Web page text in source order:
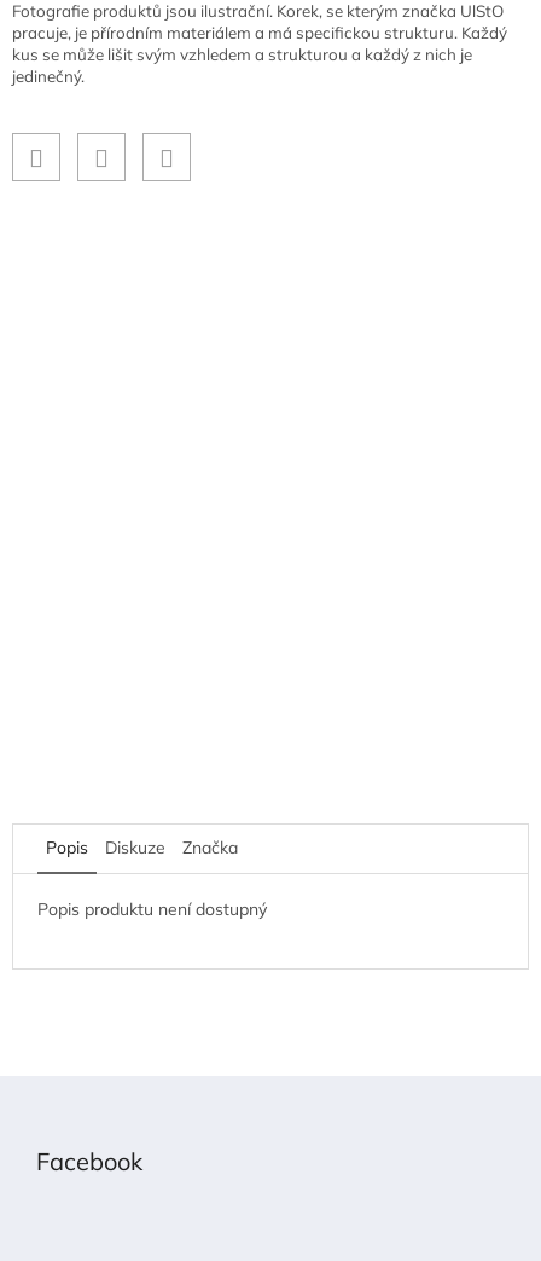
Fotografie produktů jsou ilustrační. Korek, se kterým značka UlStO
pracuje, je přírodním materiálem a má specifickou strukturu. Každý
kus se může lišit svým vzhledem a strukturou a každý z nich je
jedinečný.
Popis Diskuze Značka
Popis produktu není dostupný
Facebook